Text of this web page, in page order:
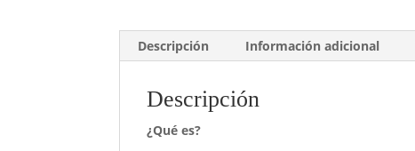
Descripción Información adicional
Descripción
¿Qué es?